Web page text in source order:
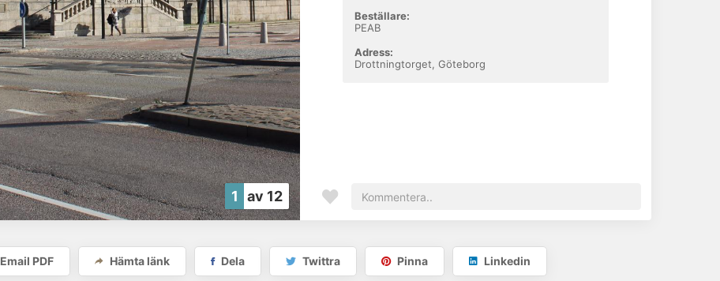
1 av 12
Beställare:
PEAB
Adress:
Drottningtorget, Göteborg
Email PDF Hämta länk Dela Twittra Pinna Linkedin